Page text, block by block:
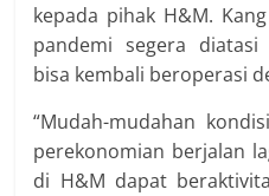
kepada pihak H&M.
pandemi segera diatasi
bisa kembali beroperasi
“Mudah-mudahan
perekonomian berjalan
di H&M dapat